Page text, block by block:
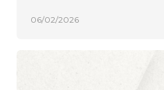
serviços, enquadrados na
Territorial do Pinhal Interior, e
06/02/2026